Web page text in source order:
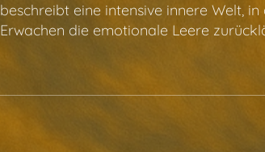
beschreibt eine intensive innere Welt,
Erwachen die emotionale Leere